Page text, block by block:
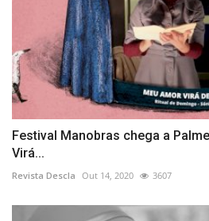
Festival Manobras chega a
Virá...
Revista Descla Out 14, 2020 3607